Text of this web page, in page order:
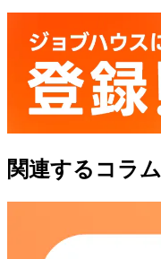
関連するコラム